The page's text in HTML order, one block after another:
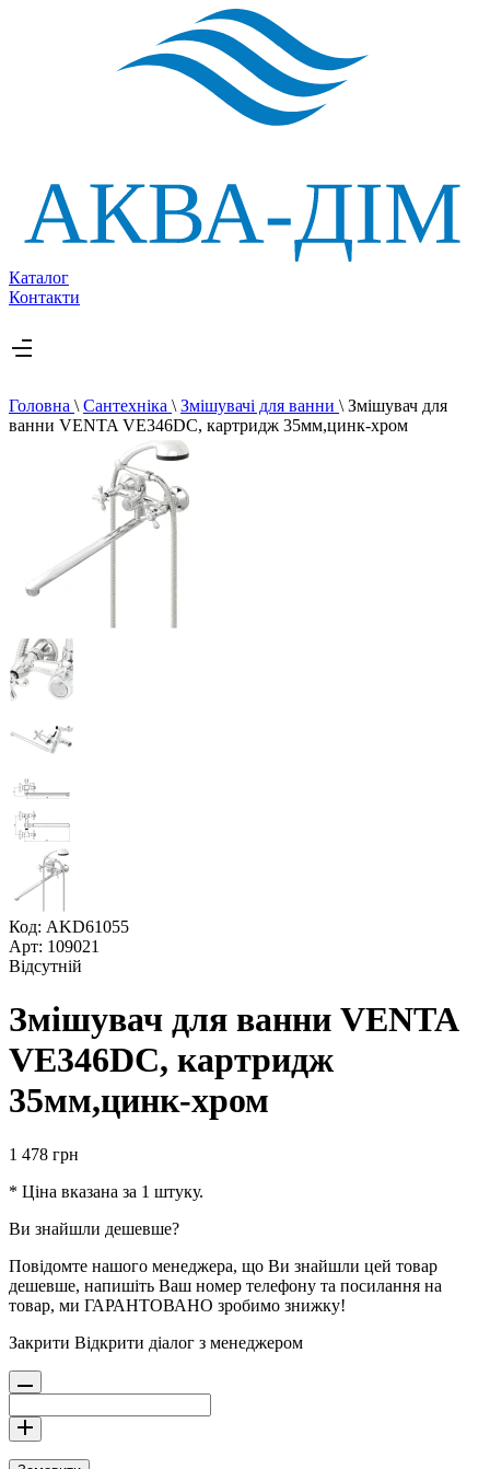
Каталог
Контакти
Головна \ Сантехніка \ Змішувачі для ванни \ Змішувач для
ванни VENTA VE346DC, картридж 35мм,цинк-хром
Код: AKD61055
Арт: 109021
Відсутній
Змішувач для ванни VENTA
VE346DC, картридж
35мм,цинк-хром
1 478 грн
* Ціна вказана за 1 штуку.
Ви знайшли дешевше?
Повідомте нашого менеджера, що Ви знайшли цей товар
дешевше, напишіть Ваш номер телефону та посилання на
товар, ми ГАРАНТОВАНО зробимо знижку!
Закрити Відкрити діалог з менеджером